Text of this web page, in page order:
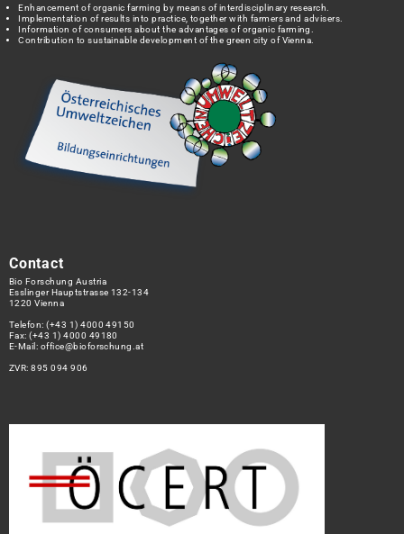
Enhancement of organic farming by means of interdisciplinary research.
Implementation of results into practice, together with farmers and advisers.
Information of consumers about the advantages of organic farming.
Contribution to sustainable development of the green city of Vienna.
Contact
Bio Forschung Austria
Esslinger Hauptstrasse 132-134
1220 Vienna
Telefon:(+43 1) 4000 49150
Fax: (+43 1) 4000 49180
E-Mail: office@bioforschung.at
ZVR: 895 094 906